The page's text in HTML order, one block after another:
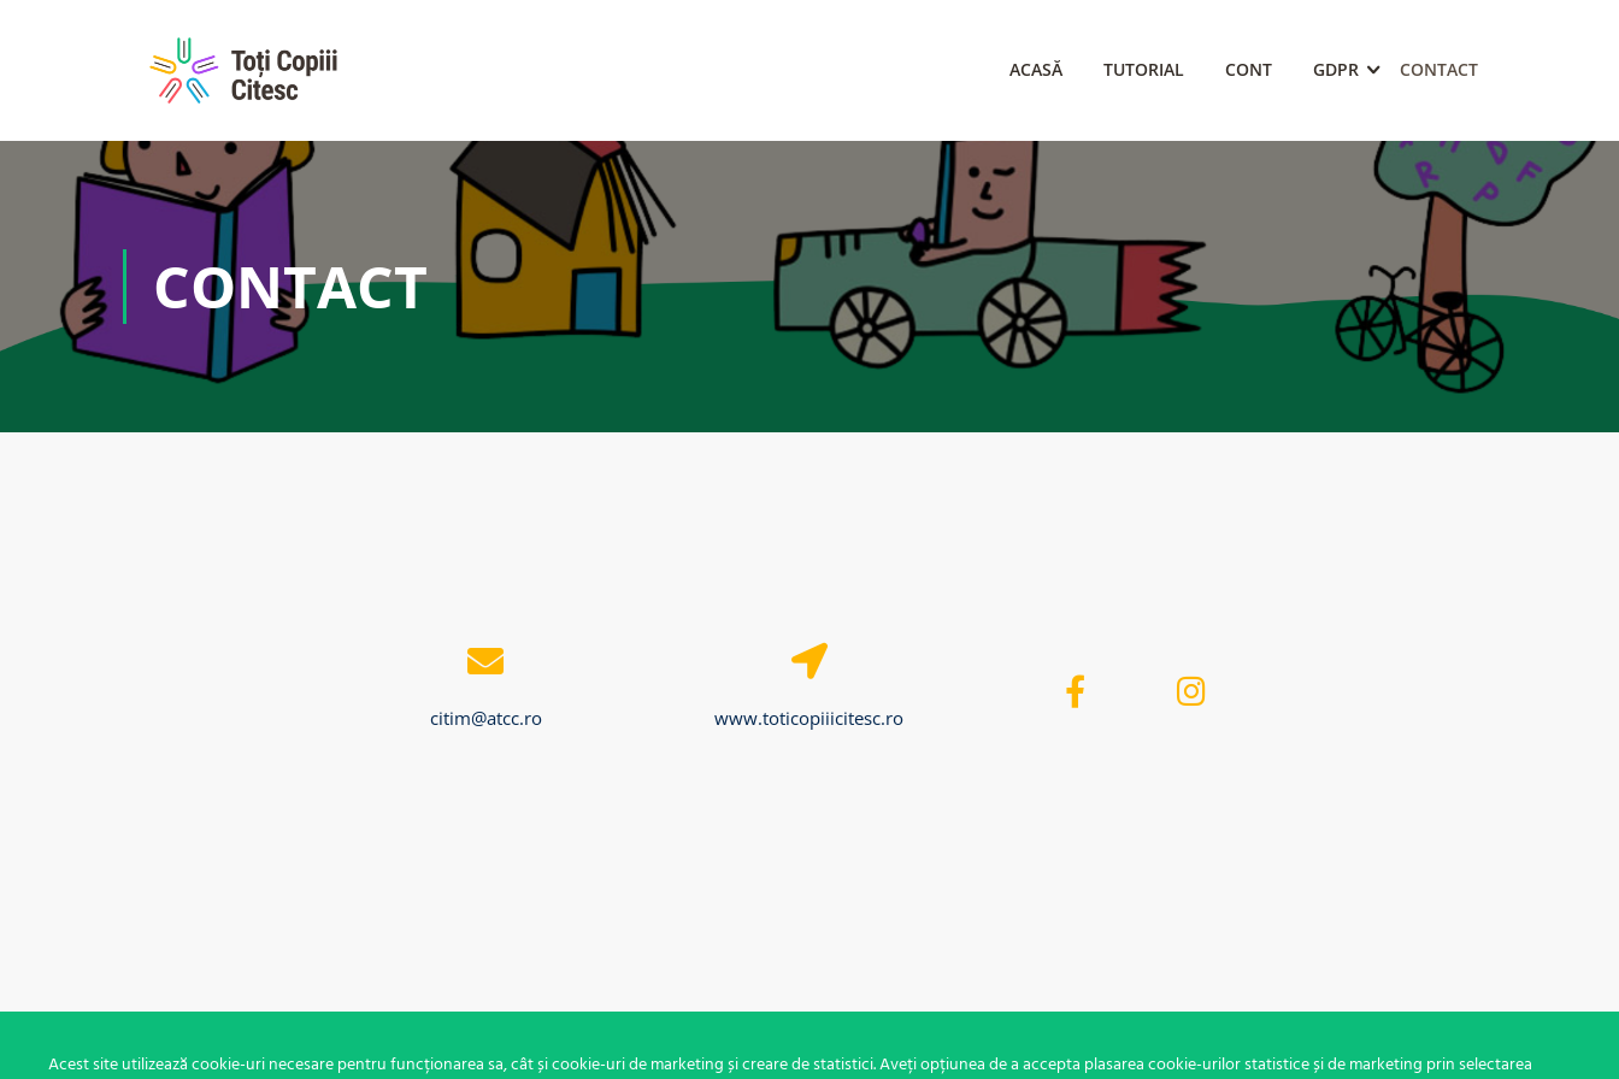
ACASĂ TUTORIAL CONT GDPR CONTACT
CONTACT
citim@atcc.ro www.toticopiiicitesc.ro
Acest site utilizează cookie-uri necesare pentru funcționarea sa, cât și cookie-uri de marketing și creare de statistici. Aveți opțiunea de a accepta plasarea cookie-urilor statistice și de marketing prin selectarea